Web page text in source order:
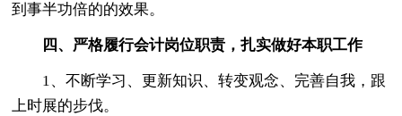
到事半功倍的的效果。
四、严格履行会计岗位职责，扎实做好本职工作
1、不断学习、更新知识、转变观念、完善自我，跟
上时展的步伐。